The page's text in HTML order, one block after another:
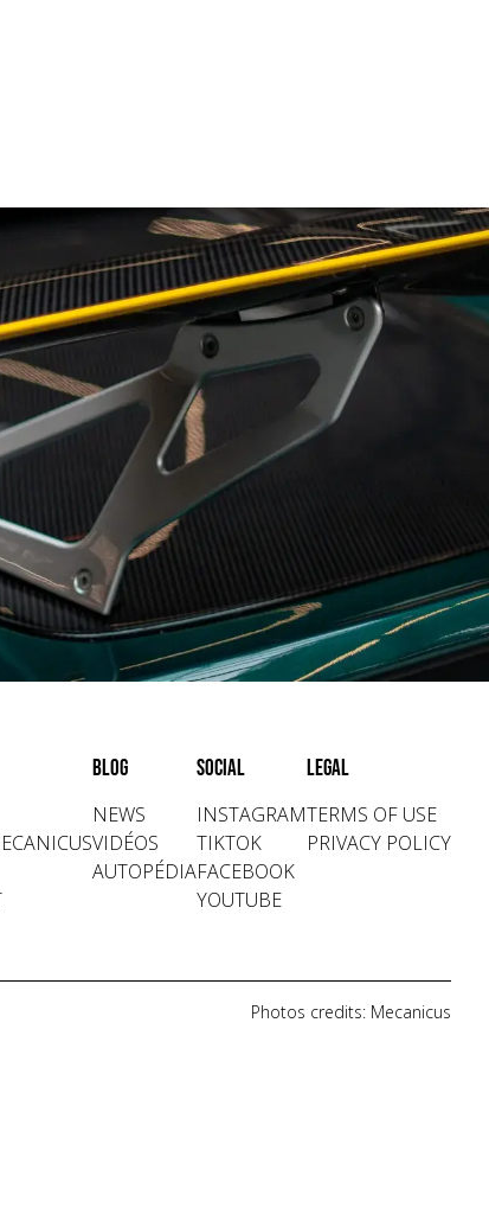
Blog
NEWS
VIDÉOS
AUTOPÉDIA
Social
INSTAGRAM
TIKTOK
FACEBOOK
YOUTUBE
Legal
TERMS OF USE
PRIVACY POLICY
Photos credits: Mecanicus